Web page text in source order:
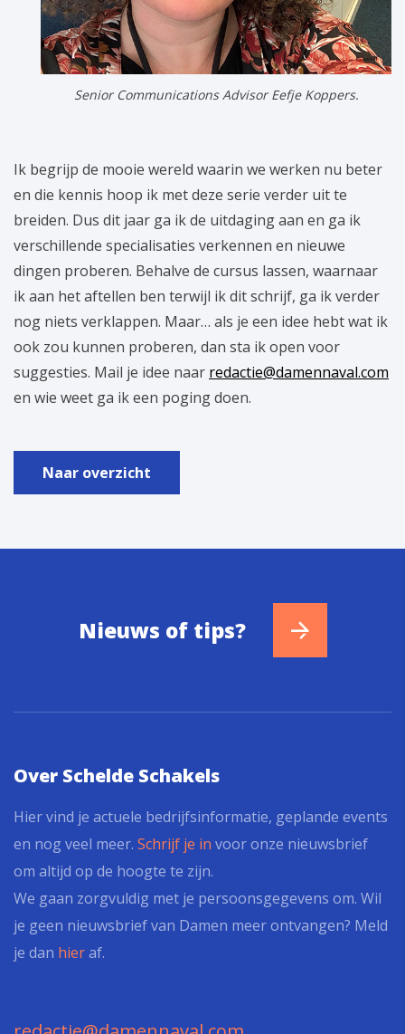
Senior Communications Advisor Eefje Koppers.
Ik begrijp de mooie wereld waarin we werken nu beter
en die kennis hoop ik met deze serie verder uit te
breiden. Dus dit jaar ga ik de uitdaging aan en ga ik
verschillende specialisaties verkennen en nieuwe
dingen proberen. Behalve de cursus lassen, waarnaar
ik aan het aftellen ben terwijl ik dit schrijf, ga ik verder
nog niets verklappen. Maar… als je een idee hebt wat ik
ook zou kunnen proberen, dan sta ik open voor
suggesties. Mail je idee naar redactie@damennaval.com
en wie weet ga ik een poging doen.
Naar overzicht
Nieuws of tips?
Over Schelde Schakels
Hier vind je actuele bedrijfsinformatie, geplande events
en nog veel meer. Schrijf je in voor onze nieuwsbrief
om altijd op de hoogte te zijn.
We gaan zorgvuldig met je persoonsgegevens om. Wil
je geen nieuwsbrief van Damen meer ontvangen? Meld
je dan hieraf.